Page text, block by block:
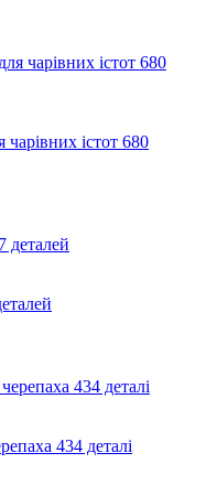
істот 680
434 деталі